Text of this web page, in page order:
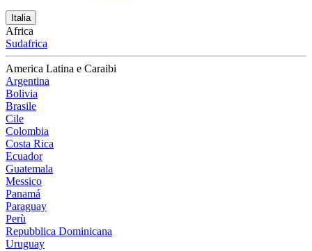
Italia
Africa
Sudafrica
America Latina e Caraibi
Argentina
Bolivia
Brasile
Cile
Colombia
Costa Rica
Ecuador
Guatemala
Messico
Panamá
Paraguay
Perù
Repubblica Dominicana
Uruguay